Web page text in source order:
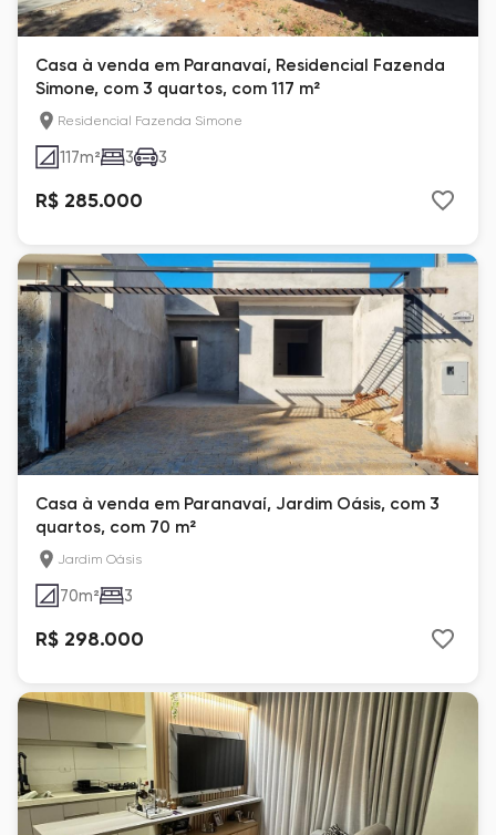
Casa à venda em Paranavaí, Residencial Fazenda
Simone, com 3 quartos, com 117 m²
Residencial Fazenda Simone
117m² 3 3
R$ 285.000
Casa à venda em Paranavaí, Jardim Oásis, com 3
quartos, com 70 m²
Jardim Oásis
70m² 3
R$ 298.000